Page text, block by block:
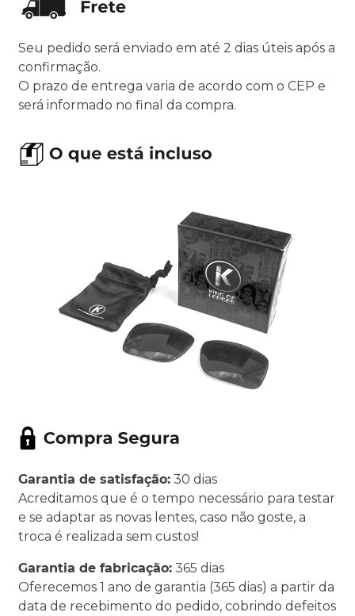
Seu pedido será enviado em até 2 dias úteis após a
confirmação.
O prazo de entrega varia de acordo com o CEP e
será informado no final da compra.
Garantia de satisfação: 30 dias
Acreditamos que é o tempo necessário para testar
e se adaptar as novas lentes, caso não goste, a
troca é realizada sem custos!
Garantia de fabricação: 365 dias
Oferecemos 1 ano de garantia (365 dias) a partir da
data de recebimento do pedido, cobrindo defeitos